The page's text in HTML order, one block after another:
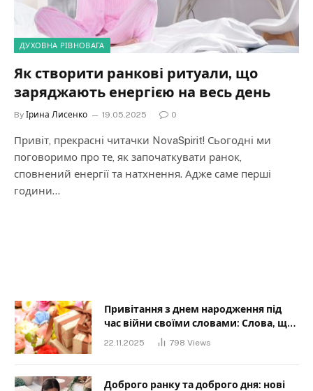
ДУХОВНА РІВНОВАГА
Як створити ранкові ритуали, що
заряджають енергією на весь день
By Ірина Лисенко 19.05.2025 0
Привіт, прекрасні читачки NovaSpirit! Сьогодні ми
поговоримо про те, як започаткувати ранок,
сповнений енергії та натхнення. Адже саме перші
години…
Привітання з днем народження під
час війни своїми словами: Слова, що
дарують надію та силу
22.11.2025 798 Views
Доброго ранку та доброго дня: нові